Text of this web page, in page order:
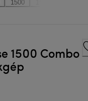
1500 Combo